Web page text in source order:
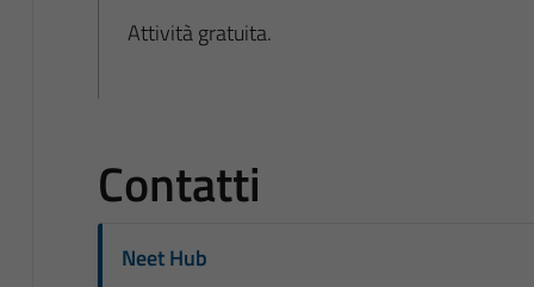
Attività gratuita.
Contatti
Neet Hub